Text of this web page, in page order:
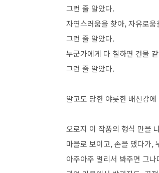
그런 줄 알았다.
자연스러움을 찾아, 자유로
그런 줄 알았다.
누군가에게 다 칠하면 건물
그런 줄 알았다.
알고도 당한 야릇한 배신감
오로지 이 작품의 형식 만을
마을로 보이고, 손을 댔다가,
아주아주 멀리서 봐주면 그